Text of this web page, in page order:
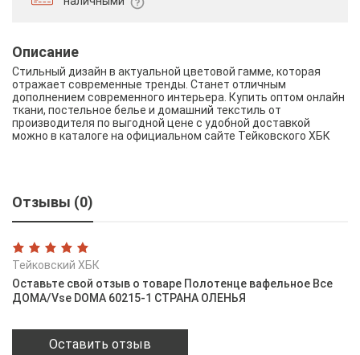
Описание
Стильный дизайн в актуальной цветовой гамме, которая
отражает современные тренды. Станет отличным
дополнением современного интерьера. Купить оптом онлайн
ткани, постельное белье и домашний текстиль от
производителя по выгодной цене с удобной доставкой
можно в каталоге на официальном сайте Тейковского ХБК
Отзывы (0)
Тейковский ХБК
Оставьте свой отзыв о товаре Полотенце вафельное Все
ДОМА/Vse DOMA 60215-1 СТРАНА ОЛЕНЬЯ
Оставить отзыв